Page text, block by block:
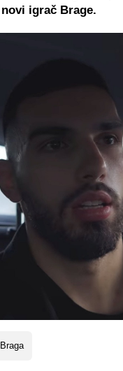
Braga
igrač Brage.